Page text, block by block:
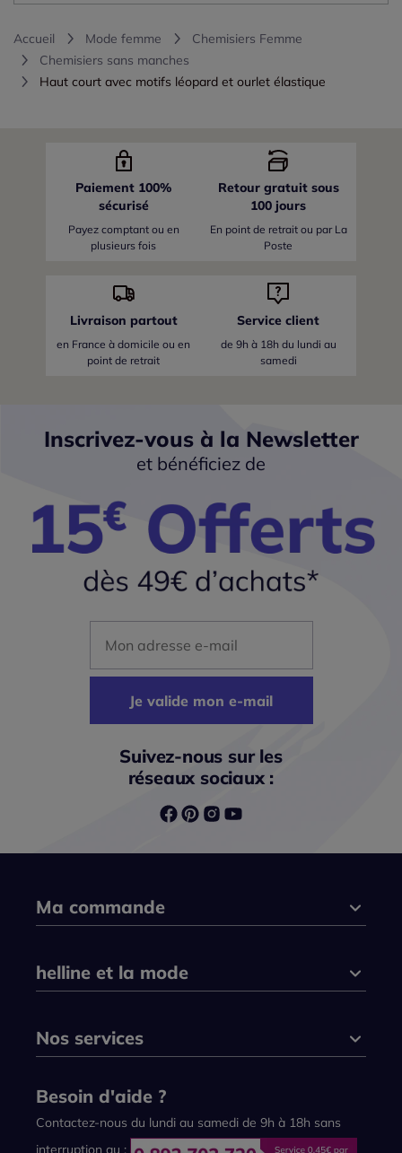
Accueil Mode femme
Chemisiers Femme
Chemisiers sans manches
Haut court avec motifs léopard et ourlet élastique
Paiement 100%
sécurisé
Payez comptant ou en
plusieurs fois
Retour gratuit sous
100 jours
En point de retrait ou par La
Poste
Livraison partout
en France à domicile ou en
point de retrait
Service client
de 9h à 18h du lundi au
samedi
Inscrivez-vous à la Newsletter
et bénéficiez de
Je valide mon e-mail
Suivez-nous sur les
réseaux sociaux :
Ma commande
helline et la mode
Nos services
Besoin d'aide ?
Contactez-nous du lundi au samedi de 9h à 18h sans
interruption au :